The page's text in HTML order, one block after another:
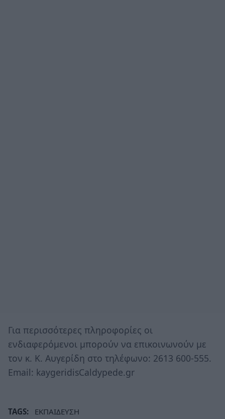
Για περισσότερες πληροφορίες οι
ενδιαφερόμενοι μπορούν να επικοινωνούν με
τον κ. Κ. Αυγερίδη στο τηλέφωνο: 2613 600-555.
Email: kaygeridisCaldypede.gr
TAGS: ΕΚΠΑΙΔΕΥΣΗ